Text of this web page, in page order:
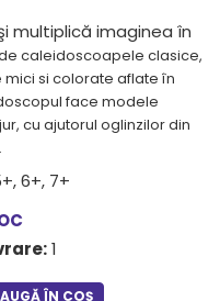
multiplică imaginea în
caleidoscoapele clasice,
si colorate aflate în
face modele
cu ajutorul oglinzilor din
6+, 7+
1
ÎN COȘ